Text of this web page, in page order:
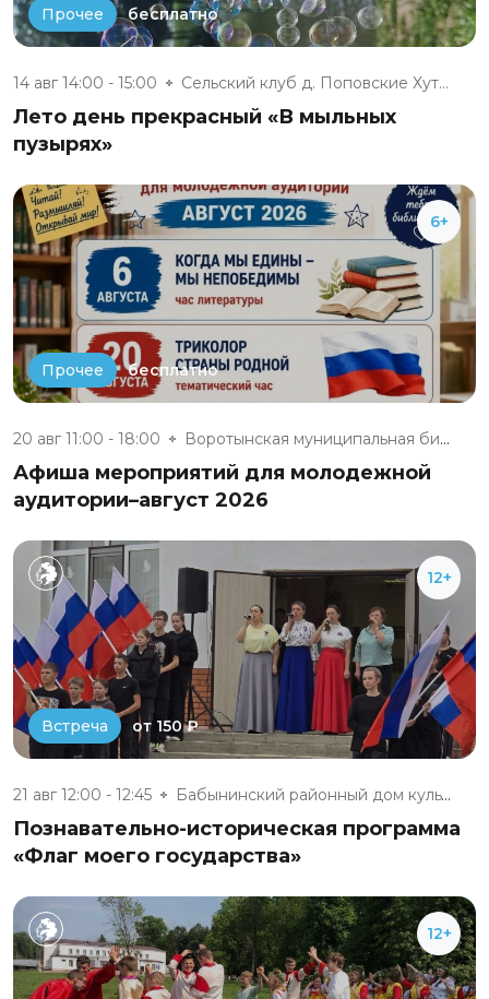
Прочее бесплатно
14 авг 14:00 - 15:00 Сельский клуб д. Поповские Хут...
Лето день прекрасный «В мыльных
пузырях»
6+
Прочее бесплатно
20 авг 11:00 - 18:00 Воротынская муниципальная библ...
Афиша мероприятий для молодежной
аудитории–август 2026
12+
Встреча от 150 ₽
21 авг 12:00 - 12:45 Бабынинский районный дом культ...
Познавательно-историческая программа
«Флаг моего государства»
12+